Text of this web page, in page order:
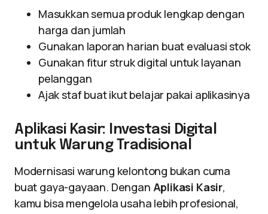
Masukkan semua produk lengkap dengan
harga dan jumlah
Gunakan laporan harian buat evaluasi stok
Gunakan fitur struk digital untuk layanan
pelanggan
Ajak staf buat ikut belajar pakai aplikasinya
Aplikasi Kasir: Investasi Digital
untuk Warung Tradisional
Modernisasi warung kelontong bukan cuma
buat gaya-gayaan. Dengan Aplikasi Kasir,
kamu bisa mengelola usaha lebih profesional,